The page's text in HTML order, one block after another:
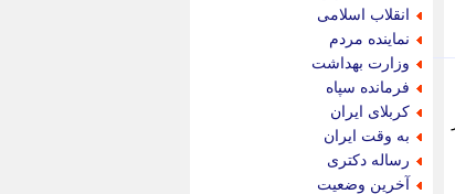
انقلاب اسلامی
نماینده مردم
وزارت بهداشت
فرمانده سپاه
کربلای ایران
به وقت ایران
رساله دکتری
آخرین وضعیت